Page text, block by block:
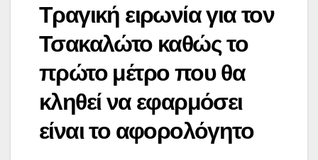
Τραγική ειρωνία για τον
Τσακαλώτο καθώς το
πρώτο μέτρο που θα
κληθεί να εφαρμόσει
είναι το αφορολόγητο